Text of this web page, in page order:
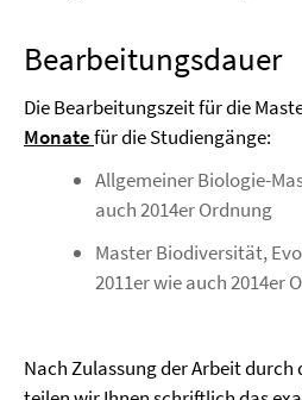
Bearbeitungsdauer
Die Bearbeitungszeit für die
Monatefür die Studiengänge:
Allgemeiner Biologie-
auch 2014er Ordnung
Master Biodiversität,
2011er wie auch 2014er
Nach Zulassung der Arbeit durch